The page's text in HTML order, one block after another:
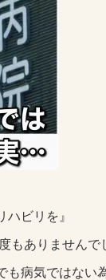
ハビリを』
もありませんで
も病気ではない